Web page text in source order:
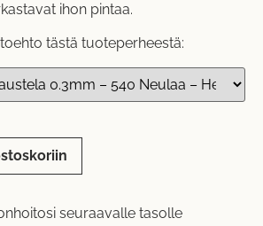
ihon pintaa.
tästä tuoteperheestä:
seuraavalle tasolle